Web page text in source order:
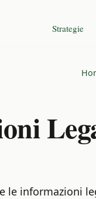
Strategie
le informazioni